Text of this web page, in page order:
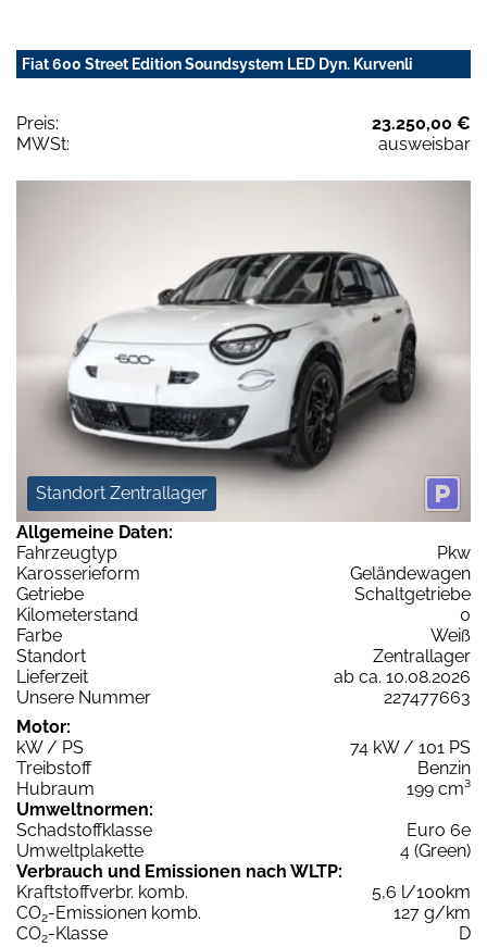
Fiat 600 Street Edition Soundsystem LED Dyn. Kurvenli
Preis:
23.250,00 €
MWSt:
ausweisbar
Standort Zentrallager
Allgemeine Daten:
Fahrzeugtyp
Pkw
Karosserieform
Geländewagen
Getriebe
Schaltgetriebe
Kilometerstand
0
Farbe
Weiß
Standort
Zentrallager
Lieferzeit
ab ca. 10.08.2026
Unsere Nummer
227477663
Motor:
kW / PS
74 kW / 101 PS
Treibstoff
Benzin
Hubraum
199 cm³
Umweltnormen:
Schadstoffklasse
Euro 6e
Umweltplakette
4 (Green)
Verbrauch und Emissionen nach WLTP:
Kraftstoffverbr. komb.
5,6 l/100km
CO2-Emissionen komb.
127 g/km
CO2-Klasse
D